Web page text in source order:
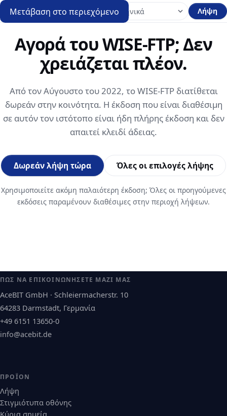
Μετάβαση στο περιεχόμενο Λήψη
Αγορά του WISE-FTP; Δεν
χρειάζεται πλέον.
Από τον Αύγουστο του 2022, το WISE-FTP διατίθεται
δωρεάν στην κοινότητα. Η έκδοση που είναι διαθέσιμη
σε αυτόν τον ιστότοπο είναι ήδη πλήρης έκδοση και δεν
απαιτεί κλειδί άδειας.
Δωρεάν λήψη τώρα Όλες οι επιλογές λήψης
Χρησιμοποιείτε ακόμη παλαιότερη έκδοση; Όλες οι προηγούμενες
εκδόσεις παραμένουν διαθέσιμες στην περιοχή λήψεων.
ΠΏΣ ΝΑ ΕΠΙΚΟΙΝΩΝΉΣΕΤΕ ΜΑΖΊ ΜΑΣ
AceBIT GmbH · Schleiermacherstr. 10
64283 Darmstadt, Γερμανία
+49 6151 13650-0
info@acebit.de
ΠΡΟΪΌΝ
Λήψη
Στιγμιότυπα οθόνης
Κύρια σημεία